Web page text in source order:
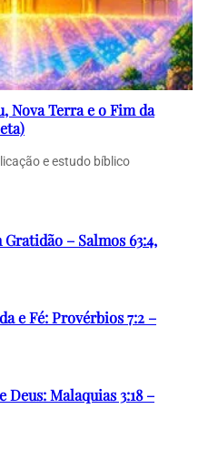
Nova Terra e o Fim da
e estudo bíblico
– Salmos 63:4,
e Fé: Provérbios 7:2 –
Deus: Malaquias 3:18 –